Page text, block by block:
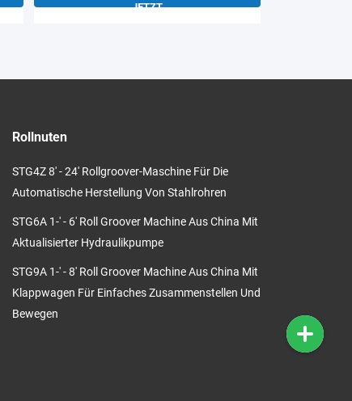
JETZT
Rollnuten
STG4Z 8' - 24' Rollgroover-Maschine Für Die
Automatische Herstellung Von Stahlrohren
STG6A 1-' - 6' Roll Groover Machine Aus China Mit
Aktualisierter Hydraulikpumpe
STG9A 1-' - 8' Roll Groover Machine Aus China Mit
Klappwagen Für Einfaches Zusammenstellen Und
Bewegen